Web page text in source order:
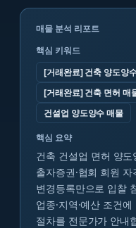
매물 분석 리포트
핵심 키워드
[거래완료] 건축 양도양
[거래완료] 건축 면허 매
건설업 양도양수 매물
핵심 요약
건축 건설업 면허 양
출자증권·협회 회원
변경등록만으로 입찰
업종·지역·예산 조건
절차를 전문가가 안내